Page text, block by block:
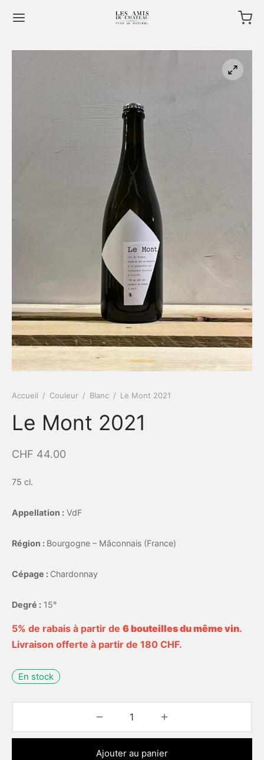
Accueil / Couleur / Blanc / Le Mont 2021
Le Mont 2021
CHF 44.00
75 cl.
Appellation : VdF
Région : Bourgogne – Mâconnais (France)
Cépage : Chardonnay
Degré : 15°
5% de rabais à partir de 6 bouteilles du même vin.
Livraison offerte à partir de 180 CHF.
En stock
Ajouter au panier